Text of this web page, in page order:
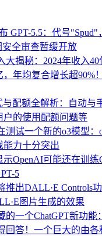
GPT-5.5：代号"Spud"
全审查暂缓开放
大揭秘：2024年收入
，年均复合增长超90%
与配额全解析：自动与
户的使用配额问题等
测试一个新的o3模型：
能力十分突出
示OpenAI可能还在训练
5
推出DALL·E Controls
图片生成的效果
的一个ChatGPT新功能
回答！一个巨大的由